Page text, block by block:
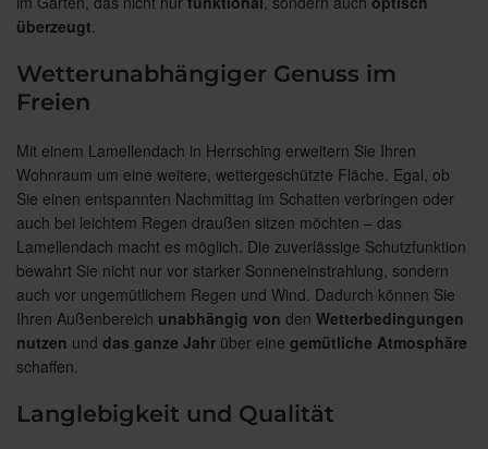
überzeugt
Wetterunabhängiger Genuss im
Freien
Mit einem Lamellendach in Herrsching erweitern Sie Ihren
Wohnraum um eine weitere, wettergeschützte Fläche. Egal, ob
Sie einen entspannten Nachmittag im Schatten verbringen oder
auch bei leichtem Regen draußen sitzen möchten – das
Lamellendach macht es möglich. Die zuverlässige Schutzfunktion
bewahrt Sie nicht nur vor starker Sonneneinstrahlung, sondern
auch vor ungemütlichem Regen und Wind. Dadurch können Sie
Ihren Außenbereich unabhängig von den Wetterbedingungen
nutzen und das ganze Jahr über eine gemütliche Atmosphäre
schaffen.
Langlebigkeit und Qualität